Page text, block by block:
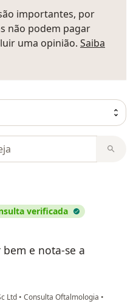
importantes, por
não podem pagar
uma opinião. Saiba
verificada
e nota-se a
Ltd • Consulta Oftalmologia •